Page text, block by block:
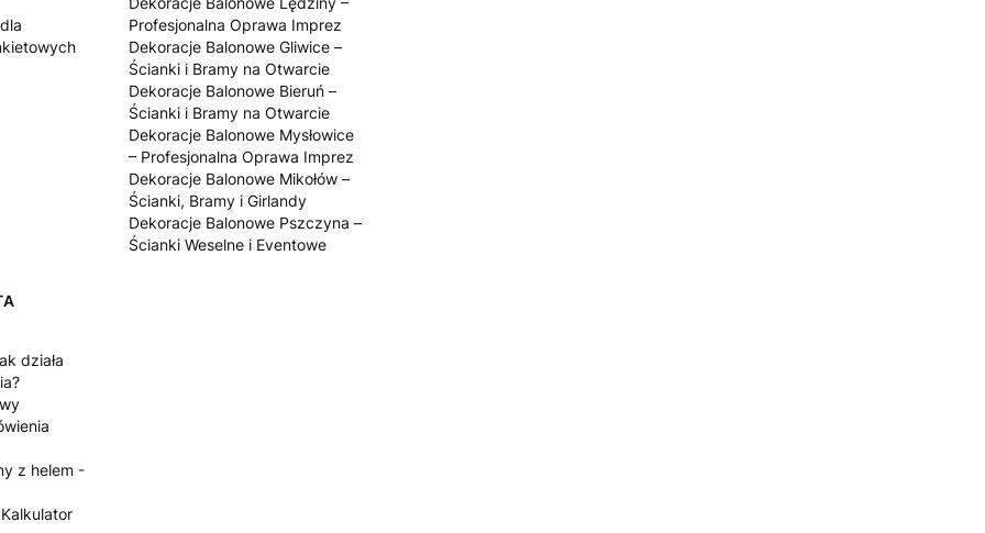
Profesjonalna Oprawa Imprez
Dekoracje Balonowe Gliwice –
Ścianki i Bramy na Otwarcie
Dekoracje Balonowe Bieruń –
Ścianki i Bramy na Otwarcie
Dekoracje Balonowe Mysłowice
– Profesjonalna Oprawa Imprez
Dekoracje Balonowe Mikołów –
Ścianki, Bramy i Girlandy
Dekoracje Balonowe Pszczyna –
Ścianki Weselne i Eventowe
działa
z helem -